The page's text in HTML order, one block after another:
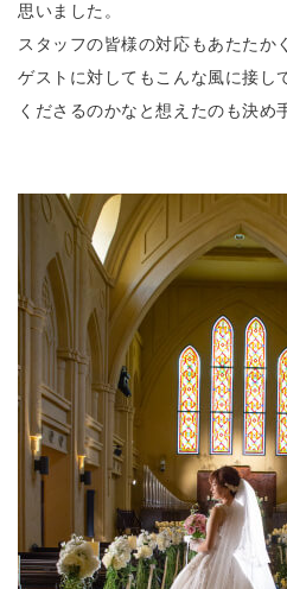
思いました。
スタッフの皆様の対応もあたたかく
ゲストに対してもこんな風に接し
くださるのかなと想えたのも決め